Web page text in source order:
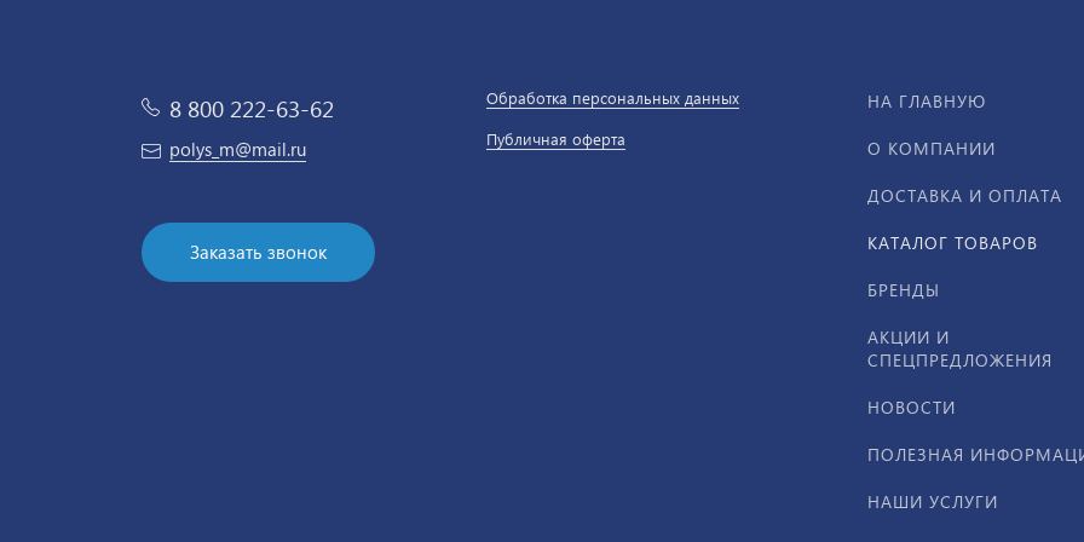
8 800 222-63-62
polys_m@mail.ru
Заказать звонок
Обработка персональных данных
Публичная оферта
НА ГЛАВНУЮ
О КОМПАНИИ
ДОСТАВКА И ОПЛАТА
КАТАЛОГ ТОВАРОВ
БРЕНДЫ
АКЦИИ И
СПЕЦПРЕДЛОЖЕНИЯ
НОВОСТИ
ПОЛЕЗНАЯ
НАШИ УСЛУГИ